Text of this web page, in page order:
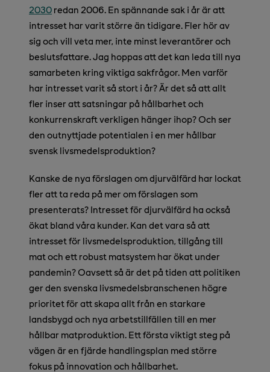
2030 redan 2006. En spännande sak i år är att
intresset har varit större än tidigare. Fler hör av
sig och vill veta mer, inte minst leverantörer och
beslutsfattare. Jag hoppas att det kan leda till nya
samarbeten kring viktiga sakfrågor. Men varför
har intresset varit så stort i år? Är det så att allt
fler inser att satsningar på hållbarhet och
konkurrenskraft verkligen hänger ihop? Och ser
den outnyttjade potentialen i en mer hållbar
svensk livsmedelsproduktion?
Kanske de nya förslagen om djurvälfärd har lockat
fler att ta reda på mer om förslagen som
presenterats? Intresset för djurvälfärd ha också
ökat bland våra kunder. Kan det vara så att
intresset för livsmedelsproduktion, tillgång till
mat och ett robust matsystem har ökat under
pandemin? Oavsett så är det på tiden att politiken
ger den svenska livsmedelsbranschenen högre
prioritet för att skapa allt från en starkare
landsbygd och nya arbetstillfällen till en mer
hållbar matproduktion. Ett första viktigt steg på
vägen är en fjärde handlingsplan med större
fokus på innovation och hållbarhet.